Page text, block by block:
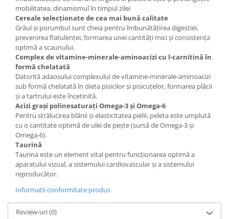
mobilitatea, dinamismul în timpul zilei
Cereale selecționate de cea mai bună calitate
Grâul și porumbul sunt cheia pentru îmbunătățirea digestiei,
prevenirea flatulenței, formarea unei cantități mici și consistența
optimă a scaunului.
Complex de vitamine-minerale-aminoacizi cu l-carnitină în
formă chelatată
Datorită adaosului complexului de vitamine-minerale-aminoacizi
sub formă chelatată în dieta pisicilor și pisicuțelor, formarea plăcii
și a tartrului este încetinită.
Acizi grași polinesaturați Omega-3 și Omega-6
Pentru strălucirea blănii și elasticitatea pielii, peleta este umplută
cu o cantitate optimă de ulei de pește (sursă de Omega-3 și
Omega-6).
Taurină
Taurina este un element vital pentru funcționarea optimă a
aparatului vizual, a sistemului cardiovascular și a sistemului
reproducător.
Informatii conformitate produs
Review-uri(0)